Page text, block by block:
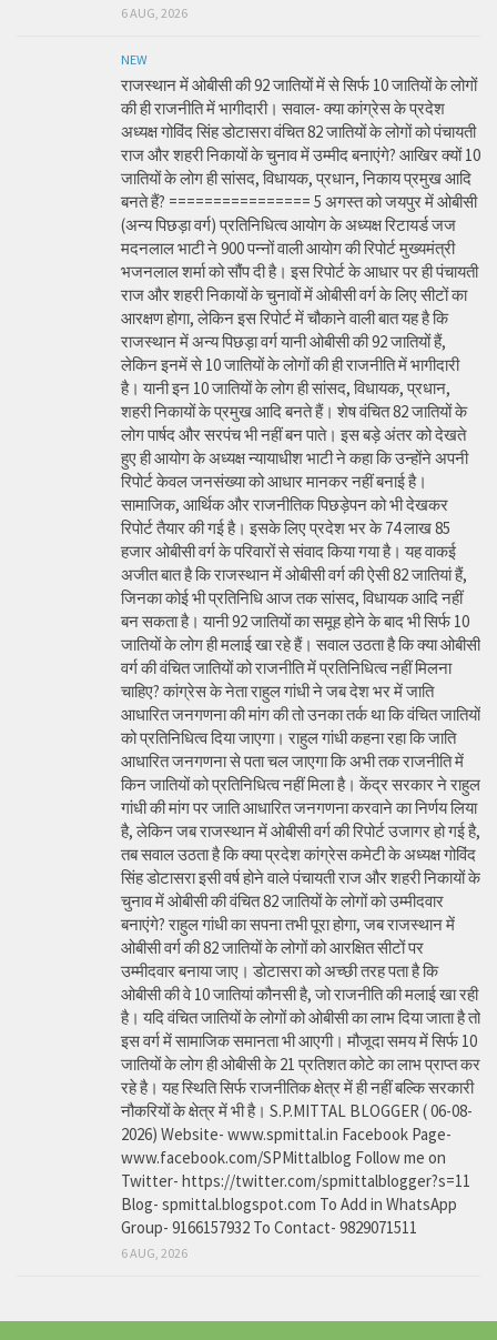
6 AUG, 2026
NEW
राजस्थान में ओबीसी की 92 जातियों में से सिर्फ 10 जातियों के लोगों
की ही राजनीति में भागीदारी। सवाल- क्या कांग्रेस के प्रदेश
अध्यक्ष गोविंद सिंह डोटासरा वंचित 82 जातियों के लोगों को पंचायती
राज और शहरी निकायों के चुनाव में उम्मीद बनाएंगे? आखिर क्यों 10
जातियों के लोग ही सांसद, विधायक, प्रधान, निकाय प्रमुख आदि
बनते हैं? ================ 5 अगस्त को जयपुर में ओबीसी
(अन्य पिछड़ा वर्ग) प्रतिनिधित्व आयोग के अध्यक्ष रिटायर्ड जज
मदनलाल भाटी ने 900 पन्नों वाली आयोग की रिपोर्ट मुख्यमंत्री
भजनलाल शर्मा को सौंप दी है। इस रिपोर्ट के आधार पर ही पंचायती
राज और शहरी निकायों के चुनावों में ओबीसी वर्ग के लिए सीटों का
आरक्षण होगा, लेकिन इस रिपोर्ट में चौकाने वाली बात यह है कि
राजस्थान में अन्य पिछड़ा वर्ग यानी ओबीसी की 92 जातियों हैं,
लेकिन इनमें से 10 जातियों के लोगों की ही राजनीति में भागीदारी
है। यानी इन 10 जातियों के लोग ही सांसद, विधायक, प्रधान,
शहरी निकायों के प्रमुख आदि बनते हैं। शेष वंचित 82 जातियों के
लोग पार्षद और सरपंच भी नहीं बन पाते। इस बड़े अंतर को देखते
हुए ही आयोग के अध्यक्ष न्यायाधीश भाटी ने कहा कि उन्होंने अपनी
रिपोर्ट केवल जनसंख्या को आधार मानकर नहीं बनाई है।
सामाजिक, आर्थिक और राजनीतिक पिछड़ेपन को भी देखकर
रिपोर्ट तैयार की गई है। इसके लिए प्रदेश भर के 74 लाख 85
हजार ओबीसी वर्ग के परिवारों से संवाद किया गया है। यह वाकई
अजीत बात है कि राजस्थान में ओबीसी वर्ग की ऐसी 82 जातियां हैं,
जिनका कोई भी प्रतिनिधि आज तक सांसद, विधायक आदि नहीं
बन सकता है। यानी 92 जातियों का समूह होने के बाद भी सिर्फ 10
जातियों के लोग ही मलाई खा रहे हैं। सवाल उठता है कि क्या ओबीसी
वर्ग की वंचित जातियों को राजनीति में प्रतिनिधित्व नहीं मिलना
चाहिए? कांग्रेस के नेता राहुल गांधी ने जब देश भर में जाति
आधारित जनगणना की मांग की तो उनका तर्क था कि वंचित जातियों
को प्रतिनिधित्व दिया जाएगा। राहुल गांधी कहना रहा कि जाति
आधारित जनगणना से पता चल जाएगा कि अभी तक राजनीति में
किन जातियों को प्रतिनिधित्व नहीं मिला है। केंद्र सरकार ने राहुल
गांधी की मांग पर जाति आधारित जनगणना करवाने का निर्णय लिया
है, लेकिन जब राजस्थान में ओबीसी वर्ग की रिपोर्ट उजागर हो गई है,
तब सवाल उठता है कि क्या प्रदेश कांग्रेस कमेटी के अध्यक्ष गोविंद
सिंह डोटासरा इसी वर्ष होने वाले पंचायती राज और शहरी निकायों के
चुनाव में ओबीसी की वंचित 82 जातियों के लोगों को उम्मीदवार
बनाएंगे? राहुल गांधी का सपना तभी पूरा होगा, जब राजस्थान में
ओबीसी वर्ग की 82 जातियों के लोगों को आरक्षित सीटों पर
उम्मीदवार बनाया जाए। डोटासरा को अच्छी तरह पता है कि
ओबीसी की वे 10 जातियां कौनसी है, जो राजनीति की मलाई खा रही
है। यदि वंचित जातियों के लोगों को ओबीसी का लाभ दिया जाता है तो
इस वर्ग में सामाजिक समानता भी आएगी। मौजूदा समय में सिर्फ 10
जातियों के लोग ही ओबीसी के 21 प्रतिशत कोटे का लाभ प्राप्त कर
रहे है। यह स्थिति सिर्फ राजनीतिक क्षेत्र में ही नहीं बल्कि सरकारी
नौकरियों के क्षेत्र में भी है। S.P.MITTAL BLOGGER ( 06-08-
2026) Website- www.spmittal.in Facebook Page-
www.facebook.com/SPMittalblog Follow me on
Twitter- https://twitter.com/spmittalblogger?s=11
Blog- spmittal.blogspot.com To Add in WhatsApp
Group- 9166157932 To Contact- 9829071511
6 AUG, 2026